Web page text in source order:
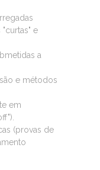
e
a
e métodos
em
(provas de